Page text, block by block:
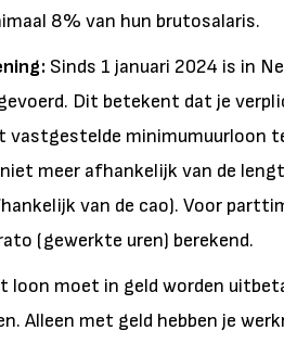
8% van hun brutosalaris.
Sinds 1 januari 2024 is in
Dit betekent dat je
vastgestelde minimumuurloon
meer afhankelijk van de
van de cao). Voor
(gewerkte uren) berekend.
loon moet in geld worden
Alleen met geld hebben je